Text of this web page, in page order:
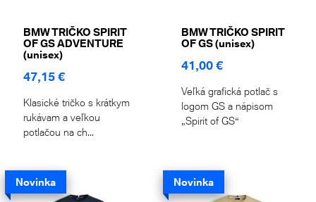
BMW TRIČKO SPIRIT
OF GS ADVENTURE
(unisex)
47,15 €
Klasické tričko s krátkym
rukávam a veľkou
potlačou na ch...
BMW TRIČKO SPIRIT
OF GS (unisex)
41,00 €
Veľká grafická potlač s
logom GS a nápisom
„Spirit of GS“
Novinka Novinka